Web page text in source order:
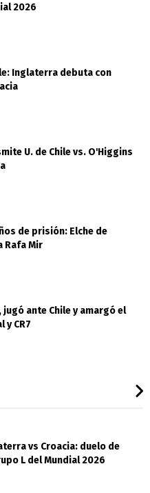
2026
Inglaterra debuta con
U. de Chile vs. O'Higgins
de prisión: Elche de
Rafa Mir
jugó ante Chile y amargó el
y CR7
vs Croacia: duelo de
L del Mundial 2026